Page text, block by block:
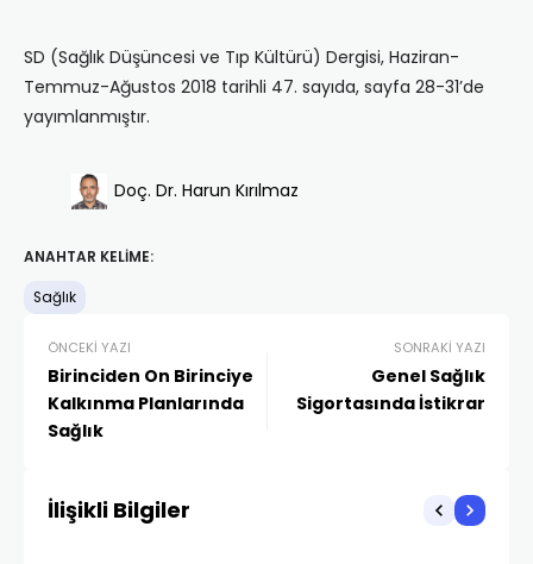
SD (Sağlık Düşüncesi ve Tıp Kültürü) Dergisi, Haziran-
Temmuz-Ağustos 2018 tarihli 47. sayıda, sayfa 28-31’de
yayımlanmıştır.
Doç. Dr. Harun Kırılmaz
ANAHTAR KELIME:
Sağlık
ÖNCEKI YAZI
Birinciden On Birinciye
Kalkınma Planlarında
Sağlık
SONRAKI YAZI
Genel Sağlık
Sigortasında İstikrar
İlişikli Bilgiler